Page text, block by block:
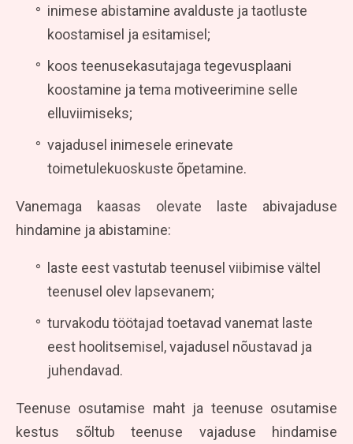
inimese abistamine avalduste ja taotluste
koostamisel ja esitamisel;
koos teenusekasutajaga tegevusplaani
koostamine ja tema motiveerimine selle
elluviimiseks;
vajadusel inimesele erinevate
toimetulekuoskuste õpetamine.
Vanemaga kaasas olevate laste abivajaduse
hindamine ja abistamine:
laste eest vastutab teenusel viibimise vältel
teenusel olev lapsevanem;
turvakodu töötajad toetavad vanemat laste
eest hoolitsemisel, vajadusel nõustavad ja
juhendavad.
Teenuse osutamise maht ja teenuse osutamise
kestus sõltub teenuse vajaduse hindamise